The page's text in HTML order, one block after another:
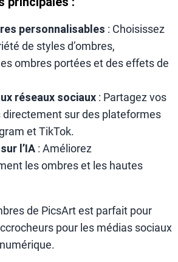
personnalisables : Choisissez
de styles d’ombres,
ombres portées et des effets de
réseaux sociaux : Partagez vos
sur des plateformes
et TikTok.
l’IA : Améliorez
les ombres et les hautes
de PicsArt est parfait pour
pour les médias sociaux